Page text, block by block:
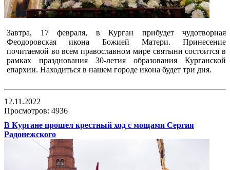
Завтра, 17 февраля, в Курган прибудет чудотворная
Феодоровская икона Божией Матери. Принесение
почитаемой во всем православном мире святыни состоится в
рамках празднования 30-летия образования Курганской
епархии. Находиться в нашем городе икона будет три дня.
12.11.2022
Просмотров: 4936
В Кургане прошел крестный ход с мощами Сергия
Радонежского